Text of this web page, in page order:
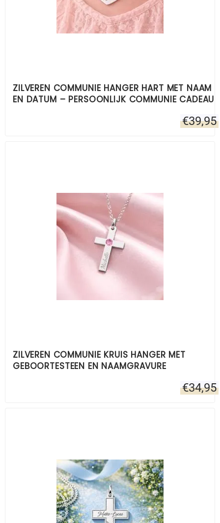
ZILVEREN COMMUNIE HANGER HART MET NAAM
EN DATUM – PERSOONLIJK COMMUNIE CADEAU
€39,95
ZILVEREN COMMUNIE KRUIS HANGER MET
GEBOORTESTEEN EN NAAMGRAVURE
€34,95